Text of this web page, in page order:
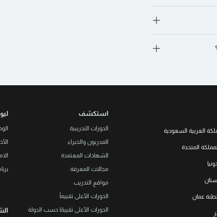
العربية السعودية
LEORON Saudi Experts Institute
حي الرحمانية، برج القمر، الطابق
المتحدة
L3RN
Office No. 2, 34
Urmston, Manchester, England
+44
Str. 20, No 82, Cucer-Sandevo
+389
LEORON Training and
Baizakov street, 280, office 3
عمان
LEORON
استكشف
الدورات التدريبية
المدربون والخبراء
الشهادات المعتمدة
مجالات المعرفة
مواقع التدريب
الدورات الأعلى تقييماً
الدورات الأعلى تقييمًا حسب الدولة